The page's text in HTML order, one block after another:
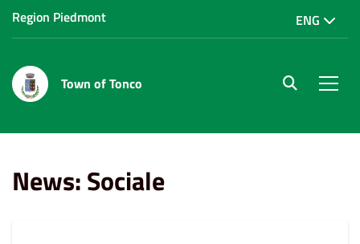
Region Piedmont ENG
Town of Tonco site.searc
News: Sociale